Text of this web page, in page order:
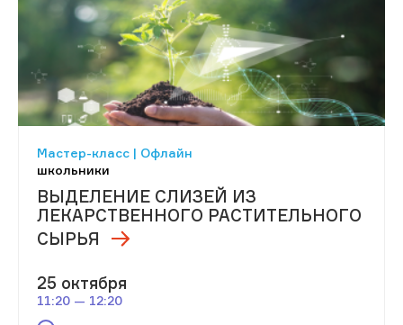
Мастер-класс | Офлайн
школьники
ВЫДЕЛЕНИЕ СЛИЗЕЙ ИЗ
ЛЕКАРСТВЕННОГО РАСТИТЕЛЬНОГО
СЫРЬЯ
25 октября
11:20 — 12:20